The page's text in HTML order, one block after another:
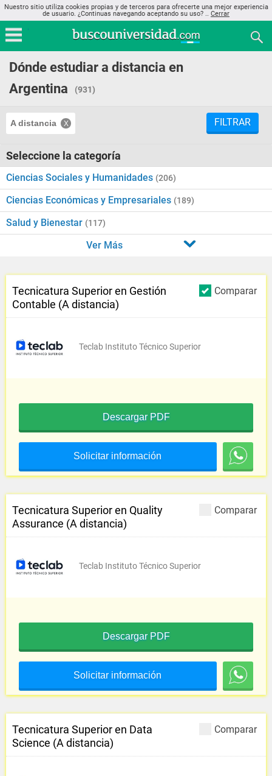
Nuestro sitio utiliza cookies propias y de terceros para ofrecerte una mejor experiencia
de usuario. ¿Continuas navegando aceptando su uso? .. Cerrar
Dónde estudiar a distancia en
Argentina
(931)
A distancia FILTRAR
Seleccione la categoría
Ciencias Sociales y Humanidades (206)
Ciencias Económicas y Empresariales (189)
Salud y Bienestar (117)
Ver Más
Comparar
Tecnicatura Superior en Gestión
Contable (A distancia)
Teclab Instituto Técnico Superior
Descargar PDF
Solicitar información
Comparar
Tecnicatura Superior en Quality
Assurance (A distancia)
Teclab Instituto Técnico Superior
Descargar PDF
Solicitar información
Comparar
Tecnicatura Superior en Data
Science (A distancia)